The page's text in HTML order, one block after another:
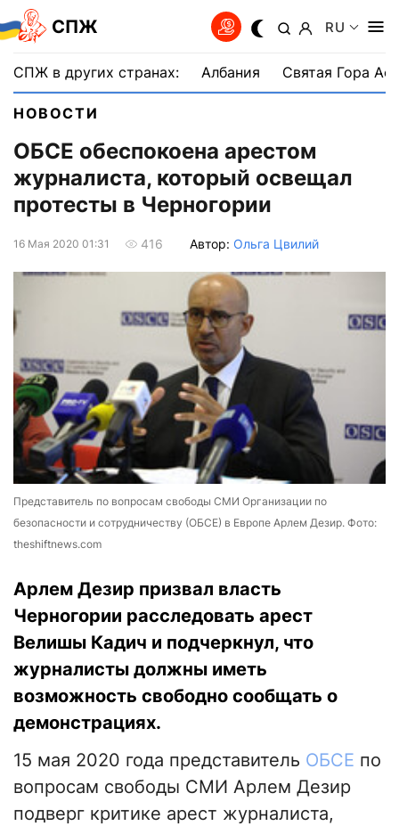
СПЖ RU
СПЖ в других странах: Албания Святая Гора
НОВОСТИ
ОБСЕ обеспокоена арестом
журналиста, который освещал
протесты в Черногории
16 Мая 2020 01:31 416 Автор: Ольга Цвилий
Представитель по вопросам свободы СМИ Организации по
безопасности и сотрудничеству (ОБСЕ) в Европе Арлем Дезир. Фото:
theshiftnews.com
Арлем Дезир призвал власть
Черногории расследовать арест
Велишы Кадич и подчеркнул, что
журналисты должны иметь
возможность свободно сообщать о
демонстрациях.
15 мая 2020 года представитель ОБСЕ по
вопросам свободы СМИ Арлем Дезир
подверг критике арест журналиста,